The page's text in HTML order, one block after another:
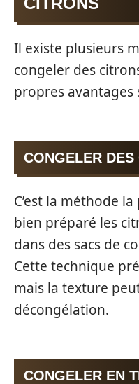
Il existe plusieurs
congeler des
propres avantages
CONGELER
C’est la méthode
bien préparé les
dans des sacs de
Cette technique
mais la texture
décongélation.
CONGELER EN